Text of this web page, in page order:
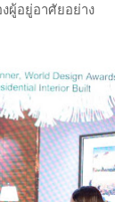
ผู้อยู่อาศัยอย่าง